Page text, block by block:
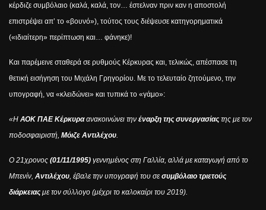
κέρδιζε συμβόλαιο (καλά, καλά, τον… έστελναν πριν καν η αποστολή
επιστρέψει απ’ το «βουνό»), τούτος τους διέψευσε κατηγορηματικά
(«ιδιαίτερη» περίπτωση και… φάνηκε)!
Και παρέμεινε σταθερά σε ρυθμούς Κέρκυρας και, τελικώς, απέσπασε τη
θετική εισήγηση του Μιχάλη Γρηγορίου. Με το τελευταίο ζητούμενο, την
υπογραφή, να «κλειδώνει» και τυπικά το «γάμο»:
«Η ΑΟΚ ΠΑΕ Κέρκυραανακοινώνει την έναρξη της συνεργασίας της με τον
ποδοσφαιριστή, Μόιζε Αντιλέχου
Ο 21χρονος (01/11/1995) γεννημένος στη Γαλλία, αλλά με καταγωγή από το
Μπενίν, Αντιλέχου , έβαλε την υπογραφή του σεσυμβόλαιο τριετούς
διάρκειας με τον σύλλογο (μέχρι το καλοκαίρι του 2019).